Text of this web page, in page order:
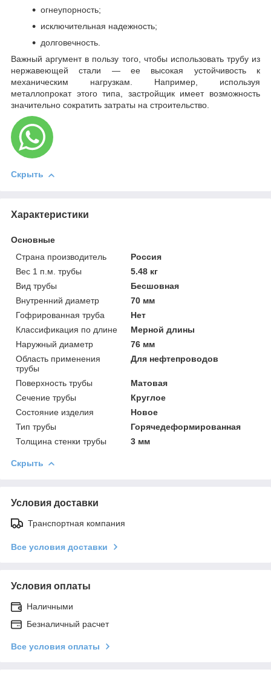
огнеупорность;
исключительная надежность;
долговечность.
Важный аргумент в пользу того, чтобы использовать трубу из
нержавеющей стали — ее высокая устойчивость к
механическим нагрузкам. Например, используя
металлопрокат этого типа, застройщик имеет возможность
значительно сократить затраты на строительство.
Скрыть
Характеристики
Основные
Страна производитель
Россия
Вес 1 п.м. трубы
5.48 кг
Вид трубы
Бесшовная
Внутренний диаметр
70 мм
Гофрированная труба
Нет
Классификация по длине
Мерной длины
Наружный диаметр
76 мм
Область применения
трубы
Для нефтепроводов
Поверхность трубы
Матовая
Сечение трубы
Круглое
Состояние изделия
Новое
Тип трубы
Горячедеформированная
Толщина стенки трубы
3 мм
Скрыть
Условия доставки
Транспортная компания
Все условия доставки
Условия оплаты
Наличными
Безналичный расчет
Все условия оплаты